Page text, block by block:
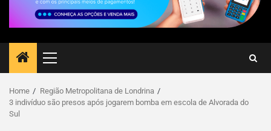
Home
Região Metropolitana de Londrina
3 indivíduo são presos após jogarem bomba em escola de Alvorada do
Sul